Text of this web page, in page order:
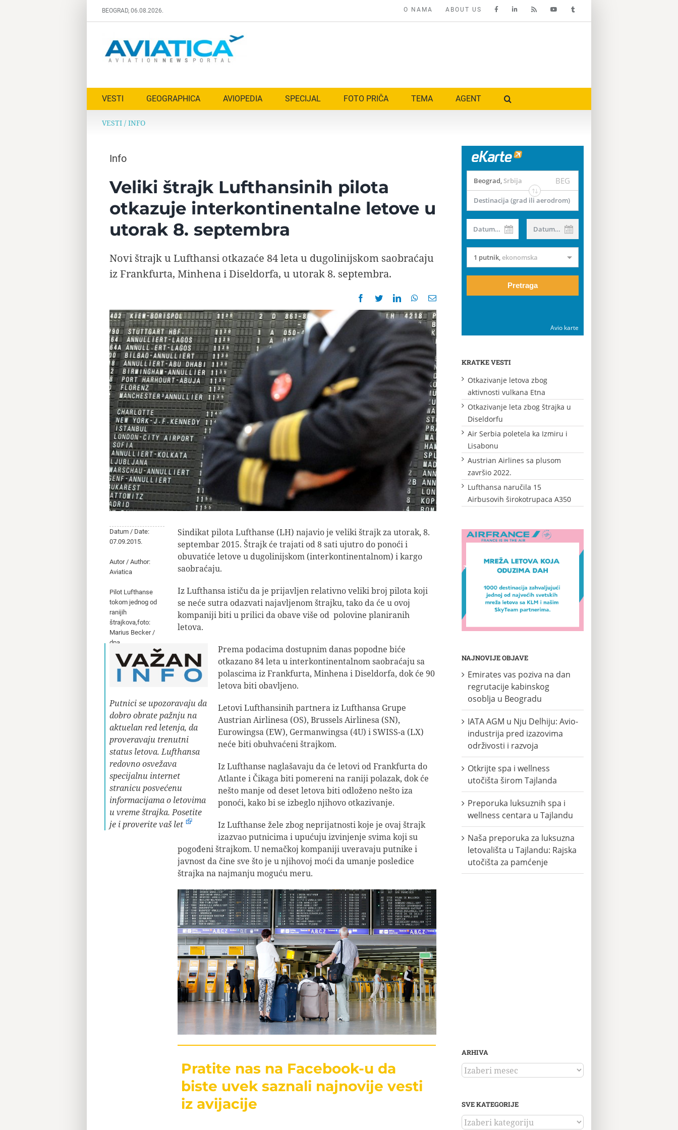
BEOGRAD, 06.08.2026. O NAMA ABOUT US
VESTI GEOGRAPHICA AVIOPEDIA SPECIJAL FOTO PRIČA TEMA AGENT
VESTI/ INFO
Info
Veliki štrajk Lufthansinih pilota
otkazuje interkontinentalne letove u
utorak 8. septembra
Novi štrajk u Lufthansi otkazaće 84 leta u dugolinijskom saobraćaju
iz Frankfurta, Minhena i Diseldorfa, u utorak 8. septembra.
Datum / Date:
07.09.2015.
Autor / Author:
Aviatica
Pilot Lufthanse
tokom jednog od
ranijih
štrajkova,foto:
Marius Becker /
dpa
Sindikat pilota Lufthanse (LH) najavio je veliki štrajk za utorak, 8.
septembar 2015. Štrajk će trajati od 8 sati ujutro do ponoći i
obuvatiće letove u dugolinijskom (interkontinentalnom) i kargo
saobraćaju.
Iz Lufthansa ističu da je prijavljen relativno veliki broj pilota koji
se neće sutra odazvati najavljenom štrajku, tako da će u ovoj
kompaniji biti u prilici da obave više od polovine planiranih
letova.
Putnici se upozoravaju da
dobro obrate pažnju na
aktuelan red letenja, da
proveravaju trenutni
status letova. Lufthansa
redovno osvežava
specijalnu internet
stranicu posvećenu
informacijama o letovima
u vreme štrajka.Posetite
je i proverite vaš let
Prema podacima dostupnim danas popodne biće
otkazano 84 leta u interkontinentalnom saobraćaju sa
polascima iz Frankfurta, Minhena i Diseldorfa, dok će 90
letova biti obavljeno.
Letovi Lufthansinih partnera iz Lufthansa Grupe
Austrian Airlinesa (OS), Brussels Airlinesa (SN),
Eurowingsa (EW), Germanwingsa (4U) i SWISS-a (LX)
neće biti obuhvaćeni štrajkom.
Iz Lufthanse naglašavaju da će letovi od Frankfurta do
Atlante i Čikaga biti pomereni na raniji polazak, dok će
nešto manje od deset letova biti odloženo nešto iza
ponoći, kako bi se izbeglo njihovo otkazivanje.
Iz Lufthanse žele zbog neprijatnosti koje je ovaj štrajk
izazvao putnicima i upućuju izvinjenje svima koji su
pogođeni štrajkom. U nemačkoj kompaniji uveravaju putnike i
javnost da čine sve što je u njihovoj moći da umanje posledice
štrajka na najmanju moguću meru.
Pratite nas na Facebook-u da
biste uvek saznali najnovije vesti
iz avijacije
Beograd, Srbija BEG
Destinacija (grad ili aerodrom)
Datum od Datum do
1 putnik,ekonomska
Pretraga
Avio karte
KRATKE VESTI
Otkazivanje letova zbog
aktivnosti vulkana Etna
Otkazivanje leta zbog štrajka u
Diseldorfu
Air Serbia poletela ka Izmiru i
Lisabonu
Austrian Airlines sa plusom
završio 2022.
Lufthansa naručila 15
Airbusovih širokotrupaca A350
NAJNOVIJE OBJAVE
Emirates vas poziva na dan
regrutacije kabinskog
osoblja u Beogradu
IATA AGM u Nju Delhiju: Avio-
industrija pred izazovima
održivosti i razvoja
Otkrijte spa i wellness
utočišta širom Tajlanda
Preporuka luksuznih spa i
wellness centara u Tajlandu
Naša preporuka za luksuzna
letovališta u Tajlandu: Rajska
utočišta za pamćenje
ARHIVA
ARHIVA
SVE KATEGORIJE
SVE